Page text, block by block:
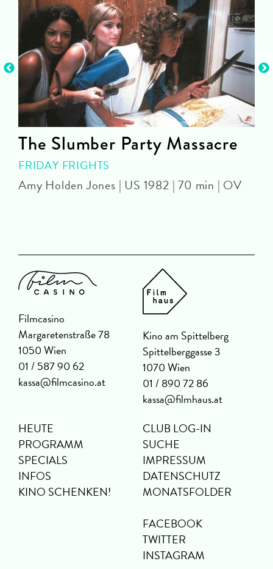
The Slumber Party Massacre
FRIDAY FRIGHTS
Amy Holden Jones | US 1982 | 70 min | OV
Filmcasino
Margaretenstraße 78
1050 Wien
01 / 587 90 62
kassa@filmcasino.at
Kino am Spittelberg
Spittelberggasse 3
1070 Wien
01 / 890 72 86
kassa@filmhaus.at
HEUTE
PROGRAMM
SPECIALS
INFOS
KINO SCHENKEN!
CLUB LOG-IN
SUCHE
IMPRESSUM
DATENSCHUTZ
MONATSFOLDER
FACEBOOK
TWITTER
INSTAGRAM